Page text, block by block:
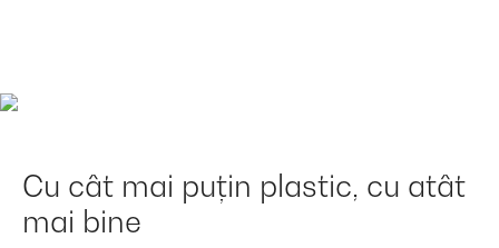
Cu cât mai puțin plastic, cu atât
mai bine